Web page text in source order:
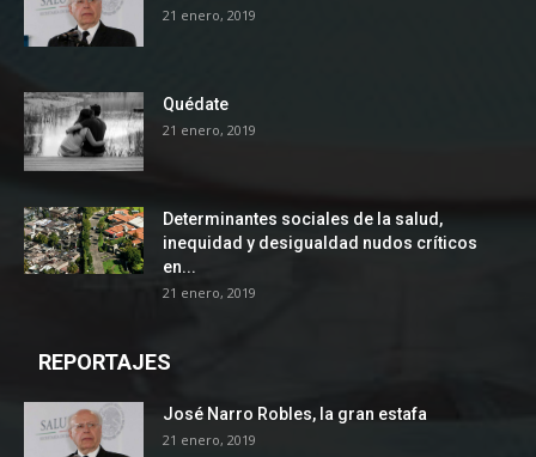
21 enero, 2019
Quédate
21 enero, 2019
Determinantes sociales de la salud,
inequidad y desigualdad nudos críticos
en...
21 enero, 2019
REPORTAJES
José Narro Robles, la gran estafa
21 enero, 2019